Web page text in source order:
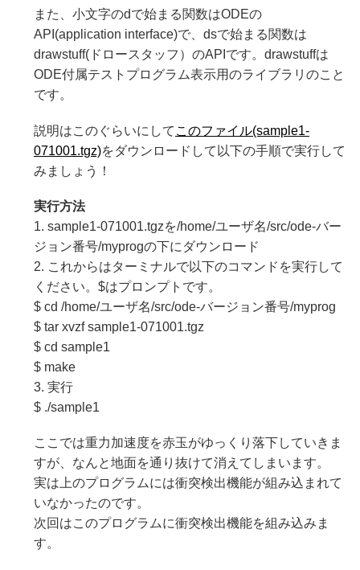
また、小文字のdで始まる関数はODEの
API(application interface)で、dsで始まる関数は
drawstuff(ドロースタッフ）のAPIです。drawstuffは
ODE付属テストプログラム表示用のライブラリのこと
です。
説明はこのぐらいにして このファイル(sample1-
071001.tgz)をダウンロードして以下の手順で実行して
みましょう！
実行方法
1. sample1-071001.tgzを/home/ユーザ名/src/ode-バー
ジョン番号/myprogの下にダウンロード
2. これからはターミナルで以下のコマンドを実行して
ください。$はプロンプトです。
$ cd /home/ユーザ名/src/ode-バージョン番号/myprog
$ tar xvzf sample1-071001.tgz
$ cd sample1
$ make
3. 実行
$ ./sample1
ここでは重力加速度を赤玉がゆっくり落下していきま
すが、なんと地面を通り抜けて消えてしまいます。
実は上のプログラムには衝突検出機能が組み込まれて
いなかったのです。
次回はこのプログラムに衝突検出機能を組み込みま
す。